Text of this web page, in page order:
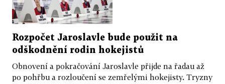
Rozpočet Jaroslavle bude použit na
odškodnění rodin hokejistů
Obnovení a pokračování Jaroslavle přijde na řadau až
po pohřbu a rozloučení se zemřelými hokejisty. Tryzny